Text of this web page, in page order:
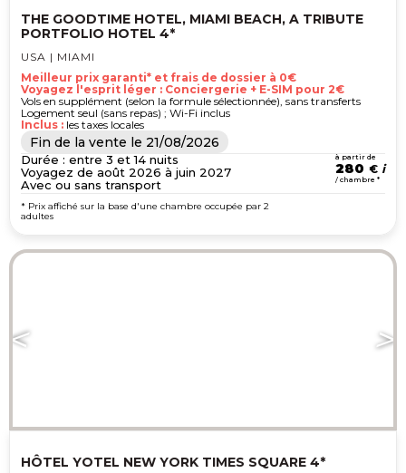
THE GOODTIME HOTEL, MIAMI BEACH, A TRIBUTE
PORTFOLIO HOTEL 4*
USA | MIAMI
Meilleur prix garanti* et frais de dossier à 0€
Voyagez l'esprit léger : Conciergerie + E-SIM pour 2€
Vols en supplément (selon la formule sélectionnée), sans transferts
Logement seul (sans repas) ; Wi-Fi inclus
Inclus : les taxes locales
Fin de la vente le 21/08/2026
Durée : entre 3 et 14 nuits
Voyagez de août 2026 à juin 2027
Avec ou sans transport
à partir de
280 €
/ chambre *
* Prix affiché sur la base d'une chambre occupée par 2
adultes
HÔTEL YOTEL NEW YORK TIMES SQUARE 4*